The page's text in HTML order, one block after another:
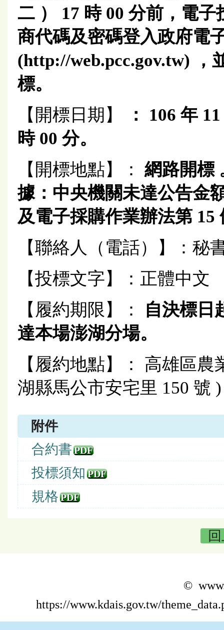
二 ） 17 時 00 分前，電
商代碼及密碼登入政府電
(http://web.pcc.gov.tw) ，
標。
【開標日期】
： 106 年
時 00 分。
【開標地點】： 網路開標
據：中央機關未達公告金
及電子採購作業辦法第 15
【聯絡人（電話）】：秘
【投標文字】：正體中文
【履約期限】： 自決標日
達本場澎湖分場。
【履約地點】： 高雄區
湖縣馬公市安宅里 150 號 )
附件
合約書 PDF
投標須知 PDF
規格 PDF
©
https://www.kdais.gov.tw/